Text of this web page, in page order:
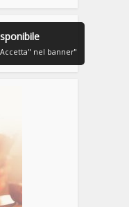
nel banner"